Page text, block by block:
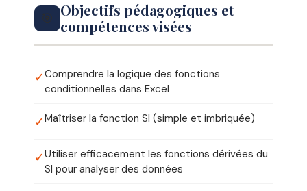
🎯
Objectifs pédagogiques et
compétences visées
✓Comprendre la logique des fonctions
conditionnelles dans Excel
✓Maîtriser la fonction SI (simple et imbriquée)
✓Utiliser efficacement les fonctions dérivées du
SI pour analyser des données